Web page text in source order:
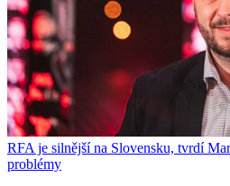
RFA je silnější na Slovensku, tvrdí
problémy